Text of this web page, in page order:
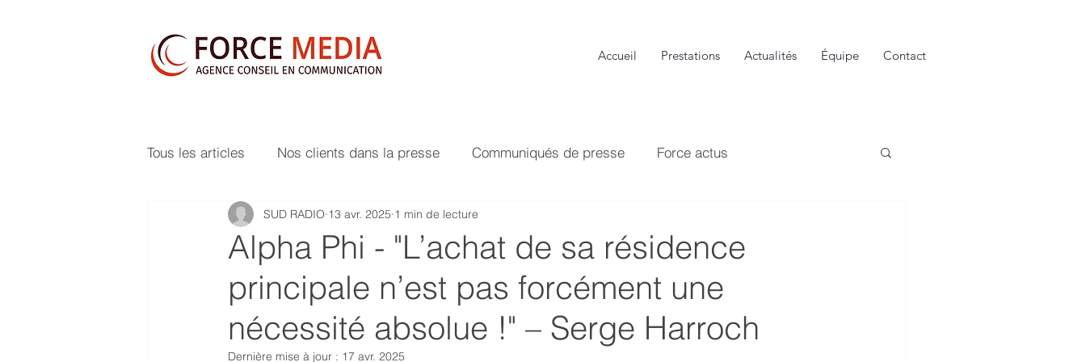
Accueil Prestations Actualités Équipe Contact
Tous les articles Nos clients dans la presse Communiqués de presse Force actus
Alpha Phi - "L’achat de sa résidence
principale n’est pas forcément une
nécessité absolue !" – Serge Harroch
SUD RADIO 13 avr. 2025 1 min de lecture
Dernière mise à jour : 17 avr. 2025